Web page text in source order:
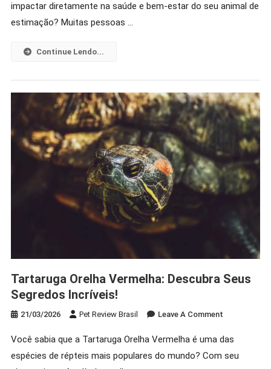
Água
Aprenda
Em
2026?
impactar diretamente na saúde e bem-estar do seu animal de
estimação? Muitas pessoas …
Continue Lendo...
Tartaruga Orelha Vermelha: Descubra Seus
Segredos Incríveis!
21/03/2026 Pet Review Brasil Leave A CommentOn
Orelha
Vermelha:
Você sabia que a Tartaruga Orelha Vermelha é uma das
espécies de répteis mais populares do mundo? Com seu